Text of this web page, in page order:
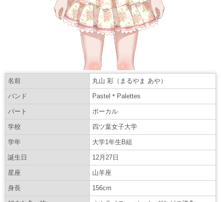
名前 丸山 彩（まるやま あや）
バンド Pastel＊Palettes
パート ボーカル
学校 四ツ葉女子大学
学年 大学1年生B組
誕生日 12月27日
星座 山羊座
身長 156cm